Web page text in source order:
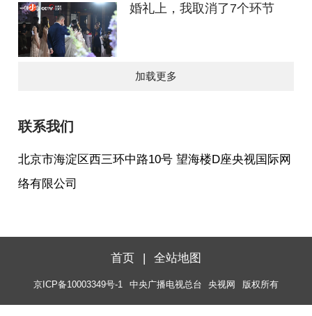
婚礼上，我取消了7个环节
加载更多
联系我们
北京市海淀区西三环中路10号 望海楼D座央视国际网
络有限公司
首页 全站地图
京ICP备10003349号-1 中央广播电视总台 央视网 版权所有